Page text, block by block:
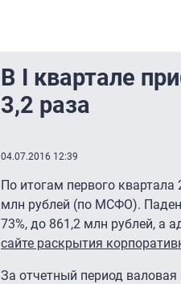
В I квартале
3,2 раза
04.07.2016 12:39
По итогам первого квартала
млн рублей (по МСФО).
73%, до 861,2 млн рублей, а
сайте раскрытия
За отчетный период